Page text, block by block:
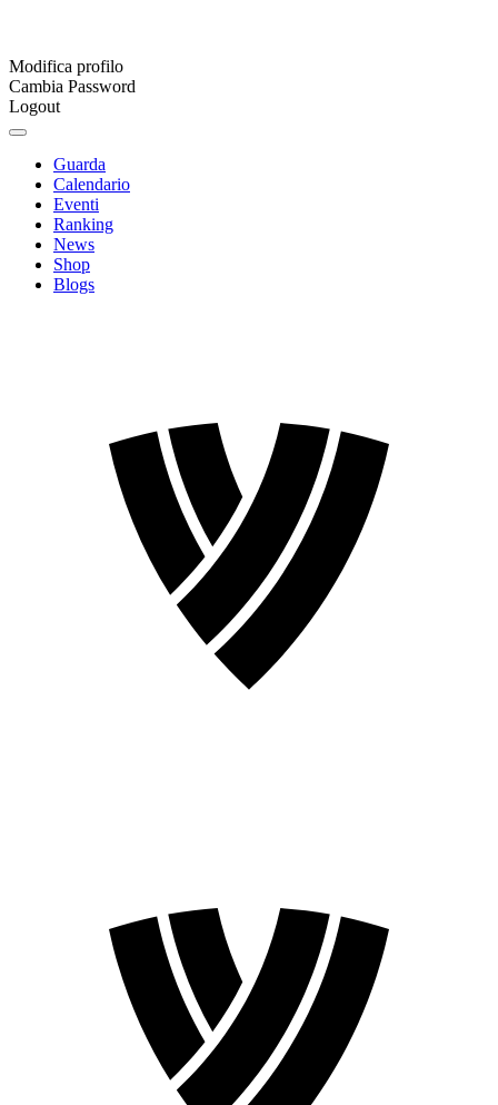
Modifica profilo
Cambia Password
Logout
Guarda
Calendario
Eventi
Ranking
News
Shop
Blogs